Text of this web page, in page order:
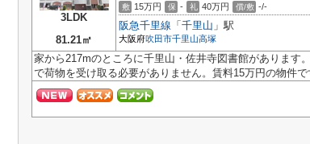
3LDK
81.21㎡
敷 15万円 保 - 礼 40万円 償/敷 -/-
阪急千里線 「 千里山 」駅
大阪府吹田市千里山高塚
家から217mのところに千里山・佐井寺図書館があります
で荷物を受け取る必要がありません。賃料15万円の物件